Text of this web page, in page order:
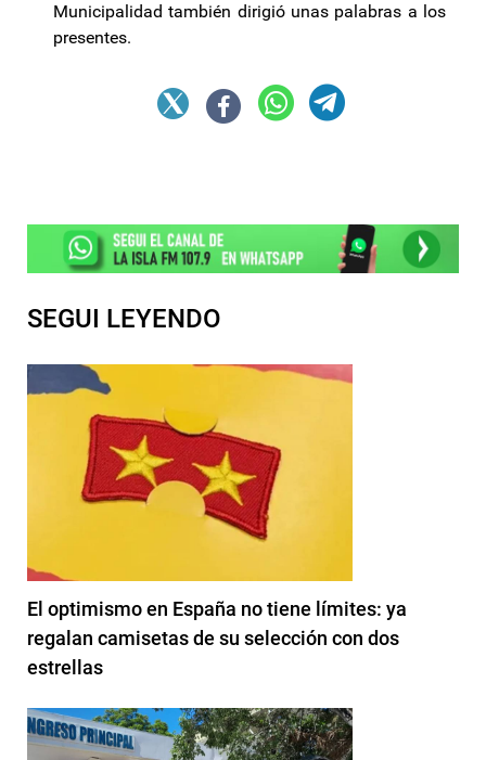
Municipalidad también dirigió unas palabras a los
presentes.
SEGUI LEYENDO
El optimismo en España no tiene límites: ya
regalan camisetas de su selección con dos
estrellas